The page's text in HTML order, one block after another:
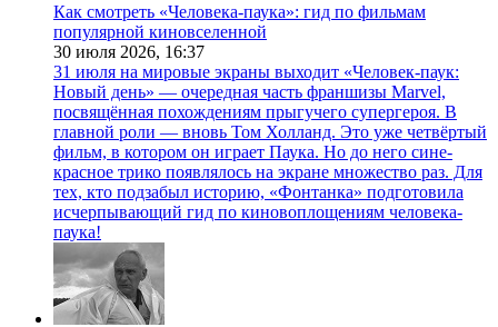
Как смотреть «Человека-паука»: гид по фильмам
популярной киновселенной
30 июля 2026, 16:37
31 июля на мировые экраны выходит «Человек-паук:
Новый день» — очередная часть франшизы Marvel,
посвящённая похождениям прыгучего супергероя. В
главной роли — вновь Том Холланд. Это уже четвёртый
фильм, в котором он играет Паука. Но до него сине-
красное трико появлялось на экране множество раз. Для
тех, кто подзабыл историю, «Фонтанка» подготовила
исчерпывающий гид по киновоплощениям человека-
паука!